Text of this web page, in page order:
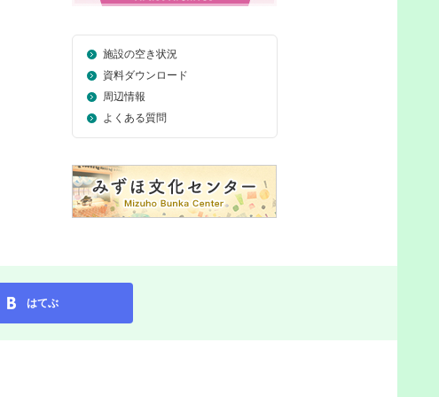
施設の空き状況
資料ダウンロード
周辺情報
よくある質問
はてぶ